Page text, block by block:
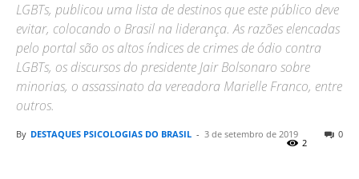
LGBTs, publicou uma lista de destinos que este público deve
evitar, colocando o Brasil na liderança. As razões elencadas
pelo portal são os altos índices de crimes de ódio contra
LGBTs, os discursos do presidente Jair Bolsonaro sobre
minorias, o assassinato da vereadora Marielle Franco, entre
outros.
By DESTAQUES PSICOLOGIAS DO BRASIL - 3 de setembro de 2019 0
2